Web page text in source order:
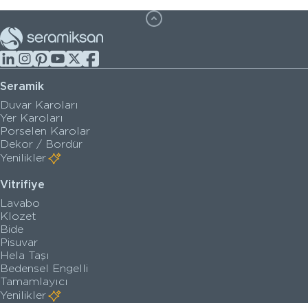
Seramik
Duvar Karoları
Yer Karoları
Porselen Karolar
Dekor / Bordür
Yenilikler
Vitrifiye
Lavabo
Klozet
Bide
Pisuvar
Hela Taşı
Bedensel Engelli
Tamamlayıcı
Yenilikler